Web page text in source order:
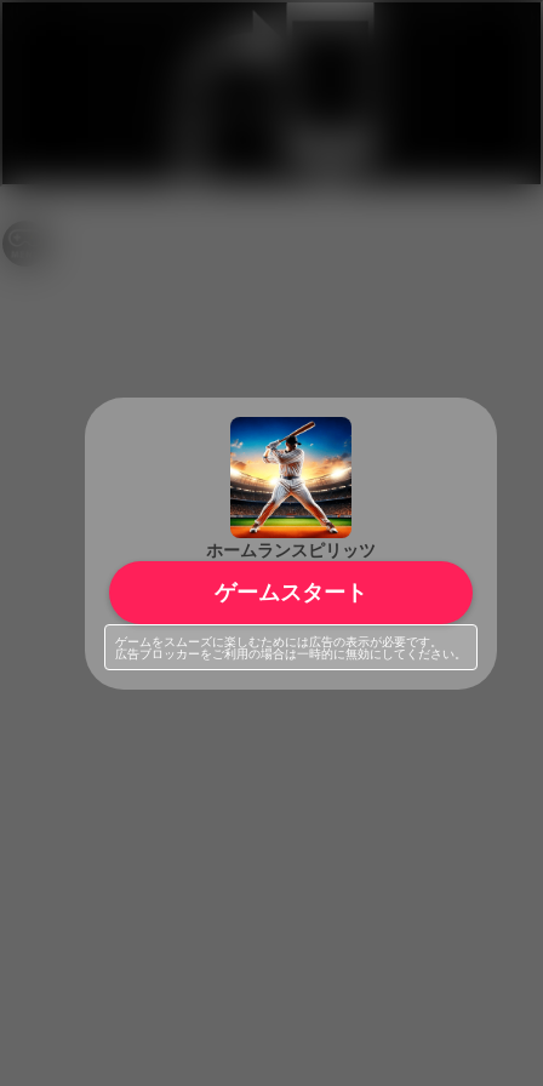
ホームランスピリッツ
ゲームスタート
ゲームをスムーズに楽しむためには広告の表示が必要です。
広告ブロッカーをご利用の場合は一時的に無効にしてください。